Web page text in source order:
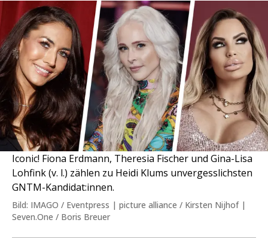
Iconic! Fiona Erdmann, Theresia Fischer und Gina-Lisa
Lohfink (v. l.) zählen zu Heidi Klums unvergesslichsten
GNTM-Kandidat:innen.
Bild: IMAGO / Eventpress | picture alliance / Kirsten Nijhof |
Seven.One / Boris Breuer